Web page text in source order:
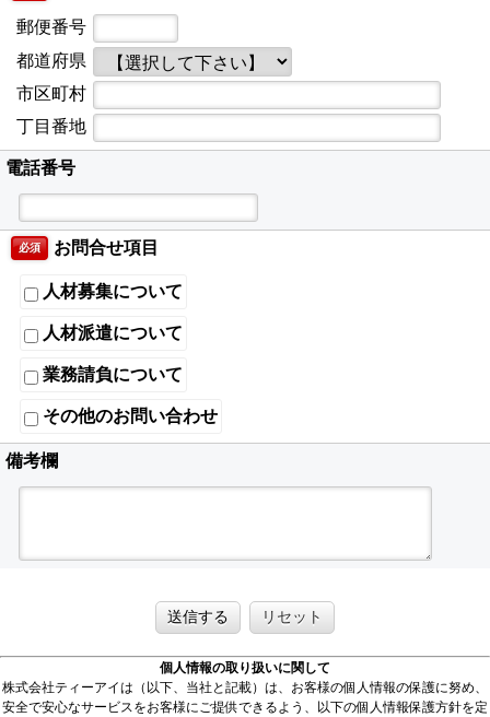
郵便番号
都道府県
市区町村
丁目番地
電話番号
必須 お問合せ項目
人材募集について
人材派遣について
業務請負について
その他のお問い合わせ
備考欄
送信する リセット
個人情報の取り扱いに関して
株式会社ティーアイは（以下、当社と記載）は、お客様の個人情報の保護に努め、
安全で安心なサービスをお客様にご提供できるよう、以下の個人情報保護方針を定